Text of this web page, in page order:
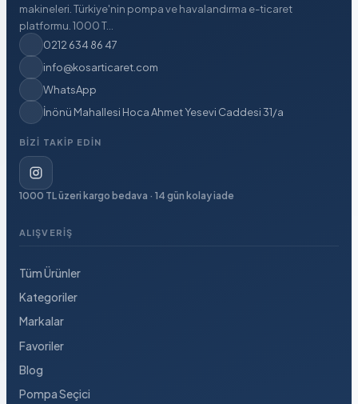
makineleri. Türkiye'nin pompa ve havalandırma e-ticaret
platformu. 1000 T...
0212 634 86 47
info@kosarticaret.com
WhatsApp
İnönü Mahallesi Hoca Ahmet Yesevi Caddesi 31/a
BIZI TAKIP EDIN
1000 TL üzeri kargo bedava · 14 gün kolay iade
ALIŞVERIŞ
Tüm Ürünler
Kategoriler
Markalar
Favoriler
Blog
Pompa Seçici